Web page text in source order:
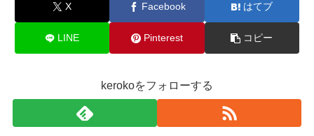
X Facebook はてブ
LINE Pinterest コピー
kerokoをフォローする